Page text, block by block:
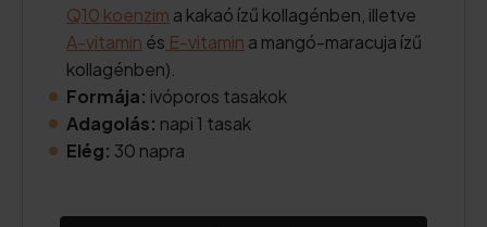
Q10 koenzim a kakaó ízű kollagénben, illetve
A-vitamin és E-vitamin a mangó-maracuja ízű
kollagénben).
Formája: ivóporos tasakok
Adagolás: napi 1 tasak
Elég: 30 napra